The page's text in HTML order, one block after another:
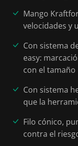
Mango
velocidades y
Con sistema
easy:
con el tamaño
Con sistema
que la
Filo cónico,
contra el